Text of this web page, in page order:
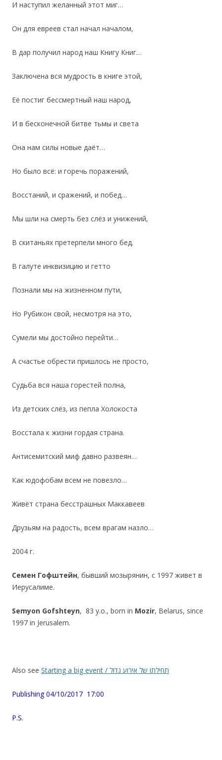
И наступил желанный этот миг…
Он для евреев стал начал началом,
В дар получил народ наш Книгу Книг…
Заключена вся мудрость в книге этой,
Её постиг бессмертный наш народ,
И в бесконечной битве тьмы и света
Она нам силы новые даёт…
Но было всё: и горечь поражений,
Восстаний, и сражений, и побед…
Мы шли на смерть без слёз и унижений,
В скитаньях претерпели много бед.
В галуте инквизицию и гетто
Познали мы на жизненном пути,
Но Рубикон свой, несмотря на это,
Сумели мы достойно перейти…
А счастье обрести пришлось не просто,
Судьба вся наша горестей полна,
Из детских слёз, из пепла Холокоста
Восстала к жизни гордая страна.
Антисемитский миф давно развеян…
Как юдофобам всем не повезло…
Живёт страна бесстрашных Маккавеев
Друзьям на радость, всем врагам назло…
2004 г.
Семен Гофштейн, бывший мозырянин, с 1997 живет в
Иерусалиме.
Semyon Gofshteyn, 83 y.o., born in Mozir, Belarus, since
1997 in Jerusalem.
Also see Starting a big event / תחילתו של אירוע גדול
Publishing 04/10/2017 17:00
P.S.